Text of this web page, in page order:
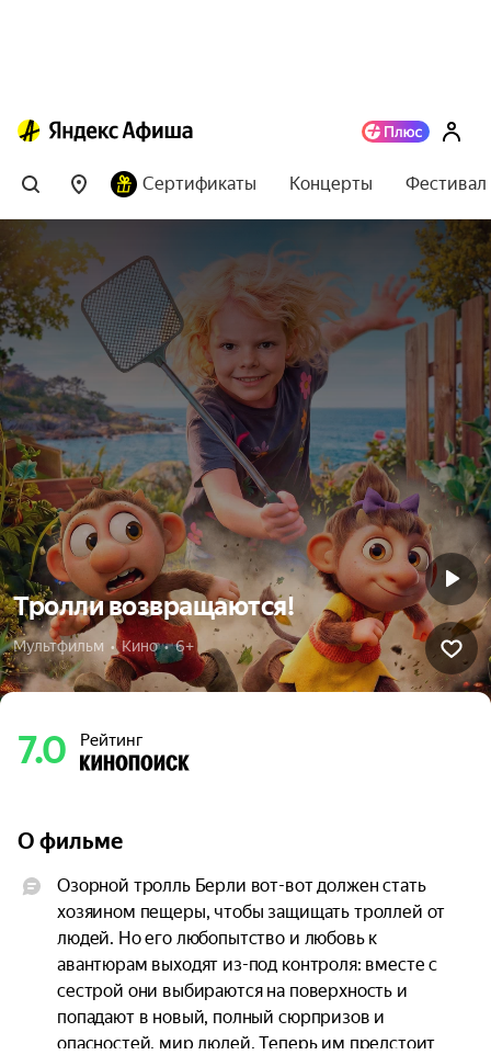
Сертификаты Концерты
Тролли возвращаются!
Мультфильм  •  Кино  •  6+
7.0 Рейтинг
О фильме
Озорной тролль Берли вот-вот должен стать
хозяином пещеры, чтобы защищать троллей от
людей. Но его любопытство и любовь к
авантюрам выходят из-под контроля: вместе с
сестрой они выбираются на поверхность и
попадают в новый, полный сюрпризов и
опасностей, мир людей. Теперь им предстоит